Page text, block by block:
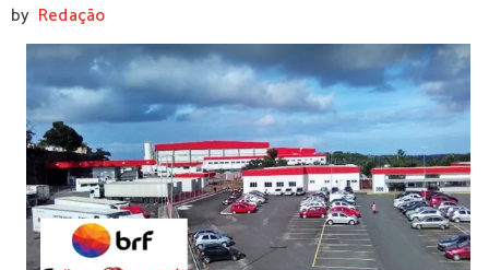
by Redação